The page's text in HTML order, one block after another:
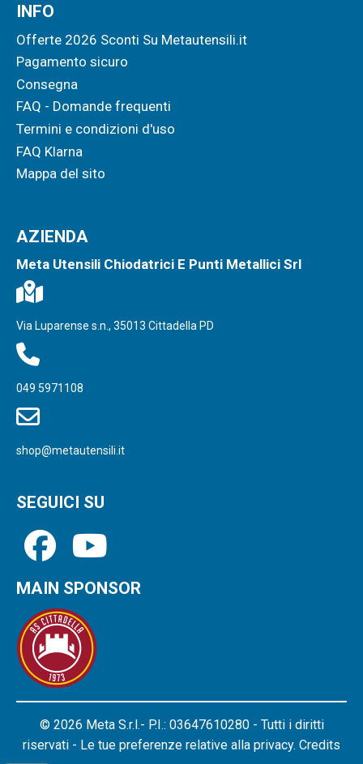
INFO
Offerte 2026 Sconti Su Metautensili.it
Pagamento sicuro
Consegna
FAQ - Domande frequenti
Termini e condizioni d'uso
FAQ Klarna
Mappa del sito
AZIENDA
Meta Utensili Chiodatrici E Punti Metallici Srl
Via Luparense s.n., 35013 Cittadella PD
049 5971108
shop@metautensili.it
SEGUICI SU
MAIN SPONSOR
© 2026 Meta S.r.l.- P.I.: 03647610280 - Tutti i diritti
riservati - Le tue preferenze relative alla privacy. Credits